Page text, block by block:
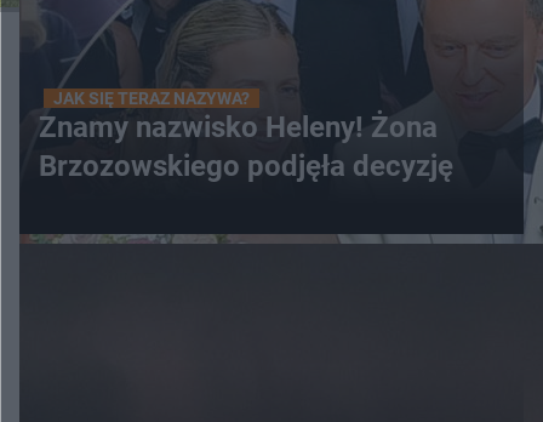
JAK SIĘ TERAZ NAZYWA?
Znamy nazwisko Heleny! Żona
Brzozowskiego podjęła decyzję